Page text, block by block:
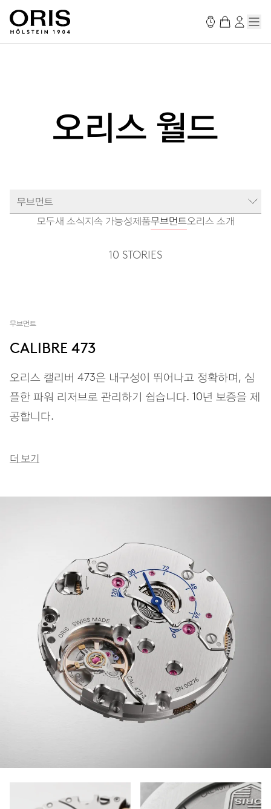
오리스 월드
무브먼트
모두새 소식지속 가능성제품무브먼트오리스 소개
10 STORIES
무브먼트
CALIBRE 473
오리스 캘리버 473은 내구성이 뛰어나고 정확하며, 심
플한 파워 리저브로 관리하기 쉽습니다. 10년 보증을 제
공합니다.
더 보기